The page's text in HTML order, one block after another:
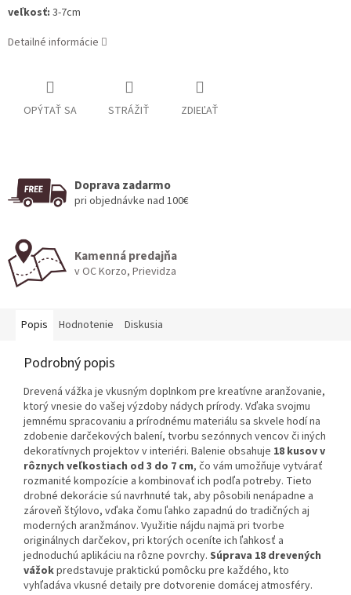
veľkosť: 3-7cm
Detailné informácie
OPÝTAŤ SA STRÁŽIŤ ZDIEĽAŤ
Doprava zadarmo
pri objednávke nad 100€
Kamenná predajňa
v OC Korzo, Prievidza
Popis Hodnotenie Diskusia
Podrobný popis
Drevená vážka je vkusným doplnkom pre kreatívne aranžovanie,
ktorý vnesie do vašej výzdoby nádych prírody. Vďaka svojmu
jemnému spracovaniu a prírodnému materiálu sa skvele hodí na
zdobenie darčekových balení, tvorbu sezónnych vencov či iných
dekoratívnych projektov v interiéri. Balenie obsahuje 18 kusov v
rôznych veľkostiach od 3 do 7 cm, čo vám umožňuje vytvárať
rozmanité kompozície a kombinovať ich podľa potreby. Tieto
drobné dekorácie sú navrhnuté tak, aby pôsobili nenápadne a
zároveň štýlovo, vďaka čomu ľahko zapadnú do tradičných aj
moderných aranžmánov. Využitie nájdu najmä pri tvorbe
originálnych darčekov, pri ktorých oceníte ich ľahkosť a
jednoduchú aplikáciu na rôzne povrchy. Súprava 18 drevených
vážokpredstavuje praktickú pomôcku pre každého, kto
vyhľadáva vkusné detaily pre dotvorenie domácej atmosféry.